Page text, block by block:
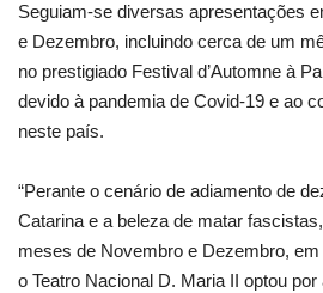
Seguiam-se diversas apresentações
e Dezembro, incluindo cerca de um
no prestigiado Festival d’Automne à
devido à pandemia de Covid-19 e ao
neste país.
“Perante o cenário de adiamento de
Catarina e a beleza de matar
meses de Novembro e Dezembro,
o Teatro Nacional D. Maria II optou